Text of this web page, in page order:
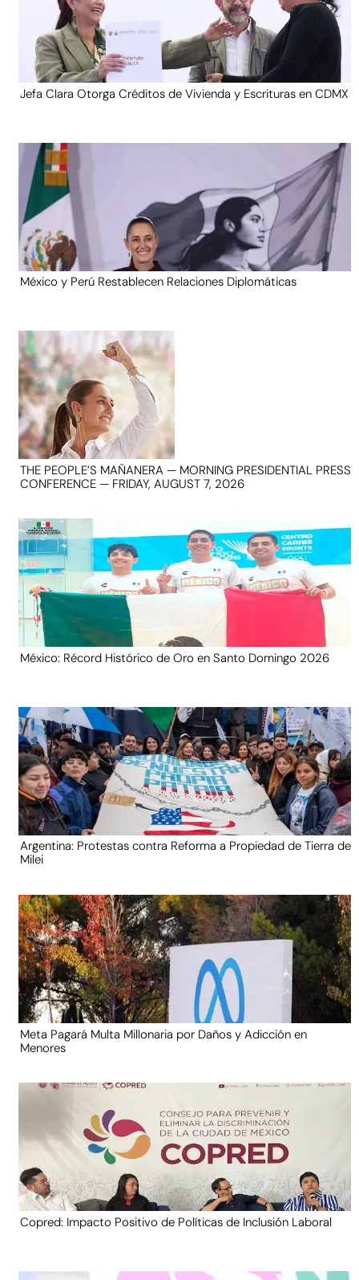
Jefa Clara Otorga Créditos de Vivienda y Escrituras en CDMX
México y Perú Restablecen Relaciones Diplomáticas
THE PEOPLE’S MAÑANERA — MORNING PRESIDENTIAL PRESS
CONFERENCE — FRIDAY, AUGUST 7, 2026
México: Récord Histórico de Oro en Santo Domingo 2026
Argentina: Protestas contra Reforma a Propiedad de Tierra de
Milei
Meta Pagará Multa Millonaria por Daños y Adicción en
Menores
Copred: Impacto Positivo de Políticas de Inclusión Laboral